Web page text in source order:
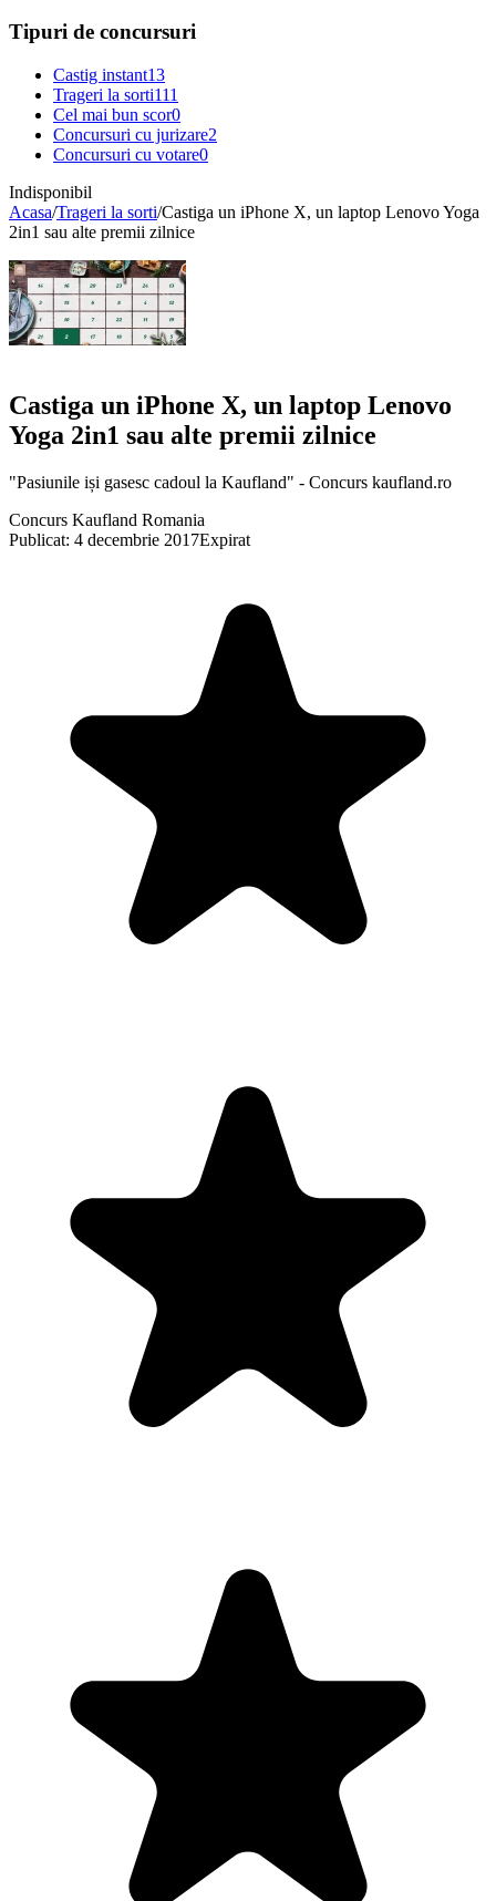
Tipuri de concursuri
Castig instant13
Trageri la sorti111
Cel mai bun scor0
Concursuri cu jurizare2
Concursuri cu votare0
Indisponibil
Acasa/Trageri la sorti/Castiga un iPhone X, un laptop Lenovo Yoga
2in1 sau alte premii zilnice
Castiga un iPhone X, un laptop Lenovo
Yoga 2in1 sau alte premii zilnice
"Pasiunile iși gasesc cadoul la Kaufland" - Concurs kaufland.ro
Concurs Kaufland Romania
Publicat: 4 decembrie 2017Expirat